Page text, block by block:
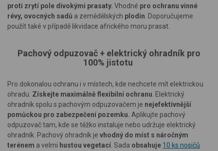
proti zrytí pole divokými prasaty. Vhodné pro ochranu vinné
révy, ovocných sadů a zemědělských plodin Doporučujeme
použít také v případě likvidace afrického moru prasat.
Pachový odpuzovač + elektrický ohradník pro
100% jistotu
Pro dokonalou ochranu i v místech, kde nechcete mít elektrickou
ohradu. Získejte maximálně flexibilní ochranu . Elektrický
ohradník spolu s pachovým odpuzovačem je nejefektivnější
pomůckou pro zabezpečení pozemku. Aplikujte pachový
odpuzovač tam, kde se těžko instaluje nebo udržuje elektrický
ohradník. Pachový ohradník je vhodný do míst s náročným
terénem a velmi hustou vegetací . Sada obsahuje 10 ks nosičů